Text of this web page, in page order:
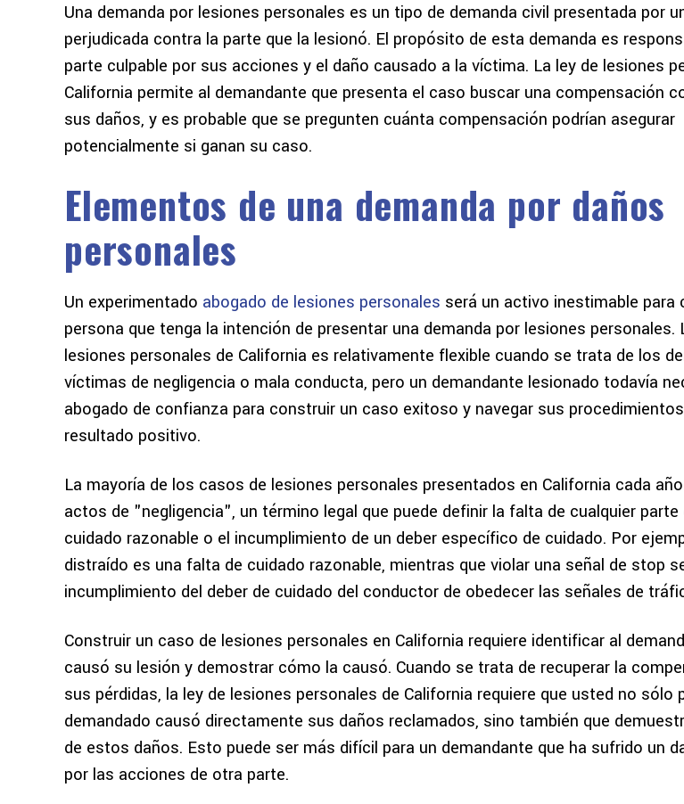
Una demanda por lesiones personales es un tipo de demanda civil presentada por
perjudicada contra la parte que la lesionó. El propósito de esta demanda es
parte culpable por sus acciones y el daño causado a la víctima. La ley de lesiones
California permite al demandante que presenta el caso buscar una compensación
sus daños, y es probable que se pregunten cuánta compensación podrían asegurar
potencialmente si ganan su caso.
Elementos de una demanda por daños
personales
Un experimentado abogado de lesiones personales será un activo inestimable para
persona que tenga la intención de presentar una demanda por lesiones personales.
lesiones personales de California es relativamente flexible cuando se trata de los
víctimas de negligencia o mala conducta, pero un demandante lesionado todavía
abogado de confianza para construir un caso exitoso y navegar sus
resultado positivo.
La mayoría de los casos de lesiones personales presentados en California cada
actos de "negligencia", un término legal que puede definir la falta de cualquier
cuidado razonable o el incumplimiento de un deber específico de cuidado. Por
distraído es una falta de cuidado razonable, mientras que violar una señal de stop
incumplimiento del deber de cuidado del conductor de obedecer las señales de
Construir un caso de lesiones personales en California requiere identificar al
causó su lesión y demostrar cómo la causó. Cuando se trata de recuperar la
sus pérdidas, la ley de lesiones personales de California requiere que usted no sólo
demandado causó directamente sus daños reclamados, sino también que
de estos daños. Esto puede ser más difícil para un demandante que ha sufrido un
por las acciones de otra parte.